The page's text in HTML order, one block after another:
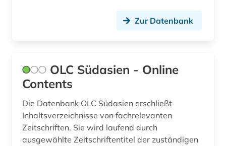
fernando pessoa (1)
festschrift (3)
Zur Datenbank
OLC Südasien - Online
Contents
Die Datenbank OLC Südasien erschließt
Inhaltsverzeichnisse von fachrelevanten
Zeitschriften. Sie wird laufend durch
ausgewählte Zeitschriftentitel der zuständigen